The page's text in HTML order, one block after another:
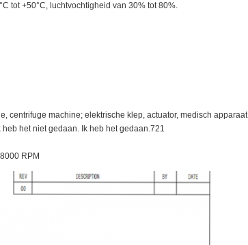
tot +50°C, luchtvochtigheid van 30% tot 80%.
centrifuge machine; elektrische klep, actuator, medisch apparaat
het niet gedaan. Ik heb het gedaan.721
RPM